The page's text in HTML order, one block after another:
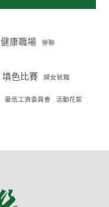
健康職場 勞聯
填色比賽 婦女就職
最低工資委員會 活動花絮